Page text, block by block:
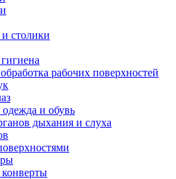
столики
рабочих поверхностей
и обувь
дыхания и слуха